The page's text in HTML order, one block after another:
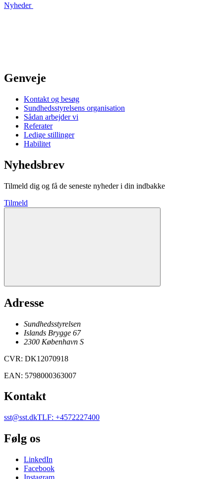
Nyheder
Genveje
Kontakt og besøg
Sundhedsstyrelsens organisation
Sådan arbejder vi
Referater
Ledige stillinger
Habilitet
Nyhedsbrev
Tilmeld dig og få de seneste nyheder i din indbakke
Tilmeld
Adresse
Sundhedsstyrelsen
Islands Brygge 67
2300 København S
CVR: DK12070918
EAN: 5798000363007
Kontakt
sst@sst.dkTLF: +4572227400
Følg os
LinkedIn
Facebook